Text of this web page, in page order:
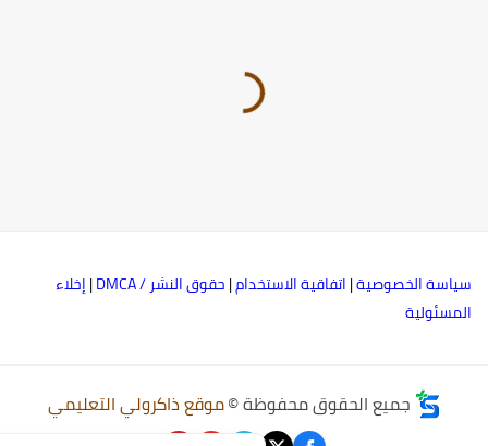
الخصوصية|اتفاقية الاستخدام|حقوق النشر / DMCA |إخلاء
جميع الحقوق محفوظة ©موقع ذاكرولي التعليمي